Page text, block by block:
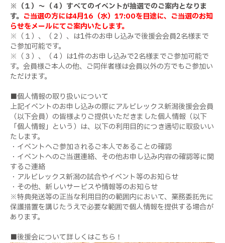
※（１）～（４）すべてのイベントが抽選でのご案内となりま
す。 ご当選の方には4月16（水）17:00を目途に、ご当選のお知
らせをメールにてご案内いたします。
※（１）、（２）、は1件のお申し込みで後援会会員2名様まで
ご参加可能です。
※（３）、（４）は1件のお申し込みで2名様までご参加可能で
す。会員様ご本人の他、ご同伴者様は会員以外の方でもご参加い
ただけます。
■個人情報の取り扱いについて
上記イベントのお申し込みの際にアルビレックス新潟後援会会員
（以下会員）の皆様よりご提供いただきました個人情報（以下
「個人情報」という）は、以下の利用目的につき適切に取扱いい
たします。
・イベントへご参加されるご本人であることの確認
・イベントへのご当選連絡、その他お申し込み内容の確認等に関
するご連絡
・アルビレックス新潟の試合やイベント等のお知らせ
・その他、新しいサービスや情報等のお知らせ
※特典発送等の正当な利用目的の範囲内において、業務委託先に
保護措置を講じたうえで必要な範囲で個人情報を提供する場合が
あります。
■後援会について詳しくはこちら！